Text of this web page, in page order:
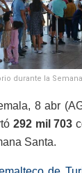
durante la
8 abr
292 mil 703
Santa.